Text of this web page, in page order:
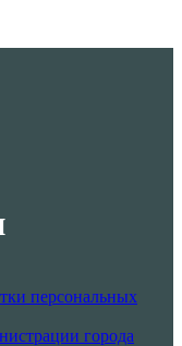
персональных
города